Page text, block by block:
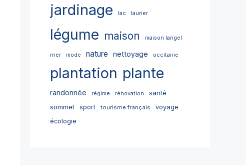
jardinage lac laurier
légume maison maison langel
mer mode nature nettoyage occitanie
plantation plante
randonnée régime rénovation
santé
sommet
sport tourisme français
voyage
écologie